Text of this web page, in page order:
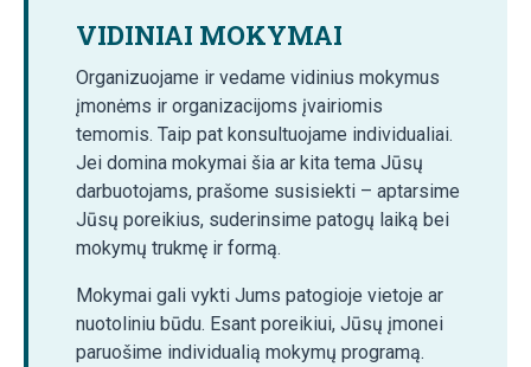
VIDINIAI MOKYMAI
Organizuojame ir vedame vidinius mokymus
įmonėms ir organizacijoms įvairiomis
temomis. Taip pat konsultuojame individualiai.
Jei domina mokymai šia ar kita tema Jūsų
darbuotojams, prašome susisiekti – aptarsime
Jūsų poreikius, suderinsime patogų laiką bei
mokymų trukmę ir formą.
Mokymai gali vykti Jums patogioje vietoje ar
nuotoliniu būdu. Esant poreikiui, Jūsų įmonei
paruošime individualią mokymų programą.